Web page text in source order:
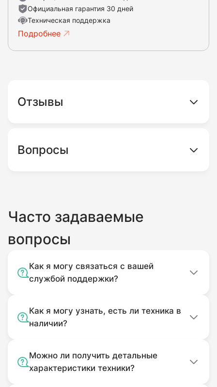
Официальная гарантия 30 дней
Техническая поддержка
Подробнее
Отзывы
Вопросы
Часто задаваемые
вопросы
Как я могу связаться с вашей
службой поддержки?
Как я могу узнать, есть ли техника в
наличии?
Можно ли получить детальные
характеристики техники?